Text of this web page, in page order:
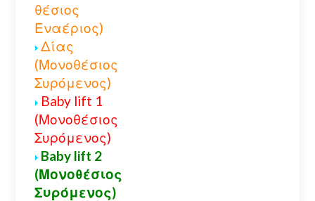
θέσιος
Εναέριος)
Δίας
(Μονοθέσιος
Συρόμενος)
Baby lift 1
(Μονοθέσιος
Συρόμενος)
Baby lift 2
(Μονοθέσιος
Συρόμενος)